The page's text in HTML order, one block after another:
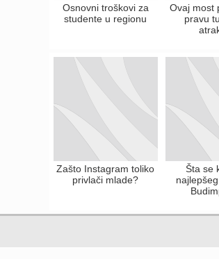
Osnovni troškovi za
studente u regionu
Ovaj most
pravu
Zašto Instagram toliko
privlači mlade?
Šta se